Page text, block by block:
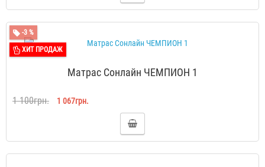
-3 %
ХИТ ПРОДАЖ
Матрас Сонлайн ЧЕМПИОН 1
1 100грн. 1 067грн.